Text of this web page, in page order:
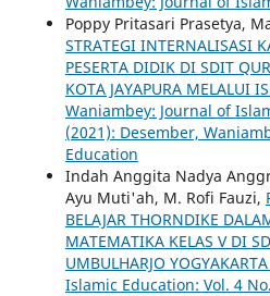
Poppy Pritasari Prasetya,
STRATEGI INTERNALISASI
PESERTA DIDIK DI SDIT
KOTA JAYAPURA MELALUI
Waniambey: Journal of
(2021): Desember,
Education
Indah Anggita Nadya
Ayu Muti'ah, M. Rofi Fauzi,
BELAJAR THORNDIKE
MATEMATIKA KELAS V DI
UMBULHARJO YOGYAKARTA
Islamic Education: Vol. 4